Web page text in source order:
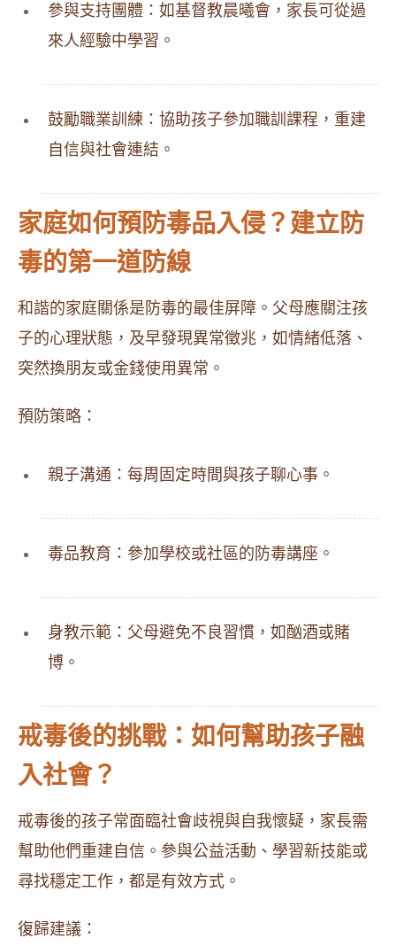
參與支持團體：如基督教晨曦會，家長可從過
來人經驗中學習。
鼓勵職業訓練：協助孩子參加職訓課程，重建
自信與社會連結。
家庭如何預防毒品入侵？建立防
毒的第一道防線
和諧的家庭關係是防毒的最佳屏障。父母應關注孩
子的心理狀態，及早發現異常徵兆，如情緒低落、
突然換朋友或金錢使用異常。
預防策略：
親子溝通：每周固定時間與孩子聊心事。
毒品教育：參加學校或社區的防毒講座。
身教示範：父母避免不良習慣，如酗酒或賭
博。
戒毒後的挑戰：如何幫助孩子融
入社會？
戒毒後的孩子常面臨社會歧視與自我懷疑，家長需
幫助他們重建自信。參與公益活動、學習新技能或
尋找穩定工作，都是有效方式。
復歸建議：